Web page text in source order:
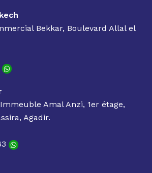
Bekkar, Boulevard Allal el
Amal Anzi, 1er étage,
Agadir.